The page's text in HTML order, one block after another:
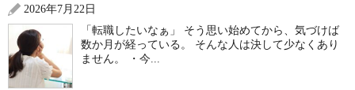
2026年7月22日
「転職したいなぁ」 そう思い始めてから、気づけば
数か月が経っている。 そんな人は決して少なくあり
ません。 ・今...